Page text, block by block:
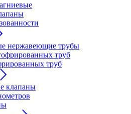
нержавеющие трубы
труб
труб
клапаны